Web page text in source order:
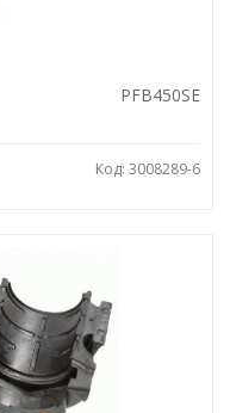
PFB450SE
Код: 3008289-6